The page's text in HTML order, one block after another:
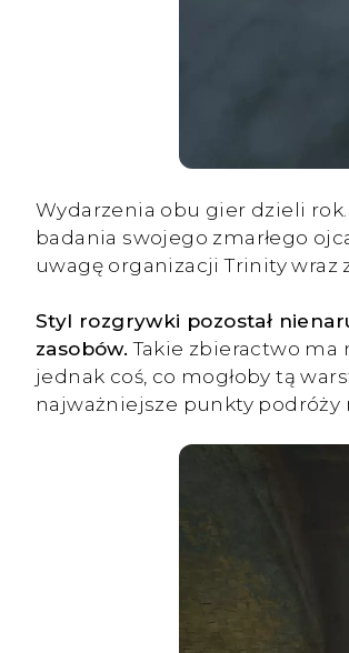
Wydarzenia obu gier dzieli
badania swojego zmarłego
uwagę organizacji Trinity
Styl rozgrywki pozostał
zasobów. Takie zbieractwo ma
jednak coś, co mogłoby tą
najważniejsze punkty podróży